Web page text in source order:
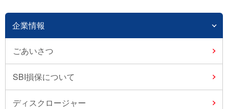
企業情報
ごあいさつ
SBI損保について
ディスクロージャー